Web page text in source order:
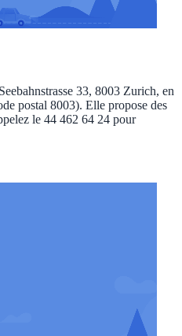
33, 8003 Zurich, en
postal 8003). Elle propose des
le 44 462 64 24 pour